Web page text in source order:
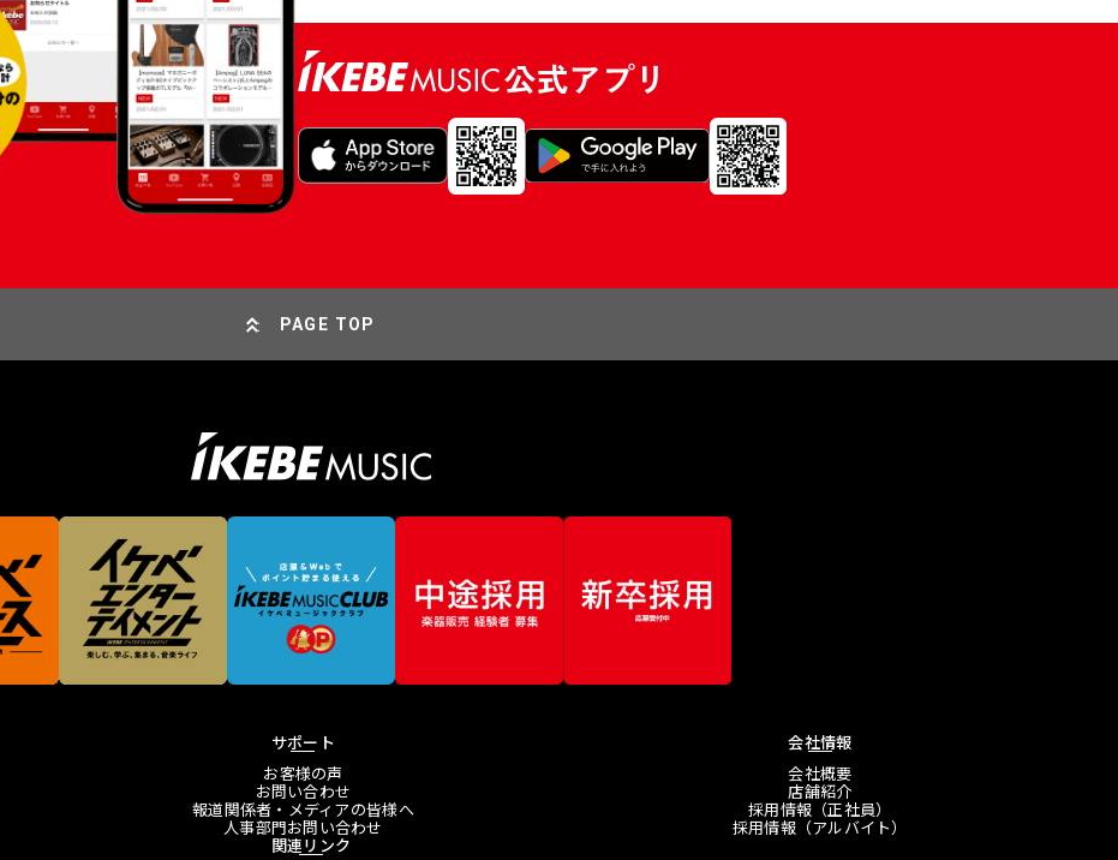
PAGE TOP
サポート
お客様の声
お問い合わせ
報道関係者・メディアの皆様へ
人事部門お問い合わせ
会社情報
会社概要
店舗紹介
採用情報（正社員）
採用情報（アルバイト）
関連リンク